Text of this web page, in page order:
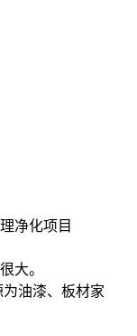
净化项目
大。
油漆、板材家